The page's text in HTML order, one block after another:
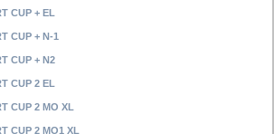
CUP + EL
CUP + N-1
CUP + N2
CUP 2 EL
CUP 2 MO XL
CUP 2 MO1 XL